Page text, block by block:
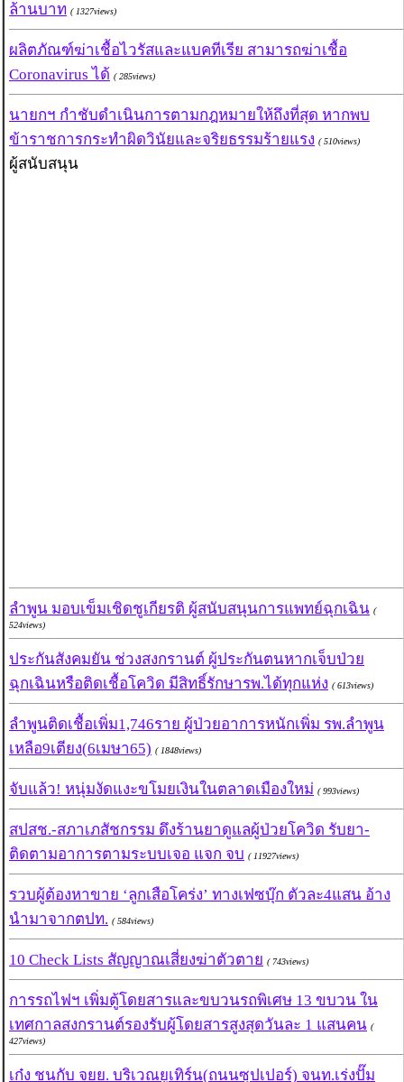
ล้านบาท ( 1327views)
ผลิตภัณฑ์ฆ่าเชื้อไวรัสและแบคทีเรีย สามารถฆ่าเชื้อ
Coronavirus ได้ ( 285views)
นายกฯ กำชับดำเนินการตามกฎหมายให้ถึงที่สุด หากพบ
ข้าราชการกระทำผิดวินัยและจริยธรรมร้ายแรง ( 510views)
ผู้สนับสนุน
ลำพูน มอบเข็มเชิดชูเกียรติ ผู้สนับสนุนการแพทย์ฉุกเฉิน (
524views)
ประกันสังคมยัน ช่วงสงกรานต์ ผู้ประกันตนหากเจ็บป่วย
ฉุกเฉินหรือติดเชื้อโควิด มีสิทธิ์รักษารพ.ได้ทุกแห่ง ( 613views)
ลำพูนติดเชื้อเพิ่ม1,746ราย ผู้ป่วยอาการหนักเพิ่ม รพ.ลำพูน
เหลือ9เตียง(6เมษา65) ( 1848views)
จับแล้ว! หนุ่มงัดแงะขโมยเงินในตลาดเมืองใหม่ ( 993views)
สปสช.-สภาเภสัชกรรม ดึงร้านยาดูแลผู้ป่วยโควิด รับยา-
ติดตามอาการตามระบบเจอ แจก จบ ( 11927views)
รวบผู้ต้องหาขาย ‘ลูกเสือโคร่ง’ ทางเฟซบุ๊ก ตัวละ4แสน อ้าง
นำมาจากตปท. ( 584views)
10 Check Lists สัญญาณเสี่ยงฆ่าตัวตาย ( 743views)
การรถไฟฯ เพิ่มตู้โดยสารและขบวนรถพิเศษ 13 ขบวน ใน
เทศกาลสงกรานต์รองรับผู้โดยสารสูงสุดวันละ 1 แสนคน (
427views)
เก๋ง ชนกับ จยย. บริเวณยูเทิร์น(ถนนซุปเปอร์) จนท.เร่งปั๊ม